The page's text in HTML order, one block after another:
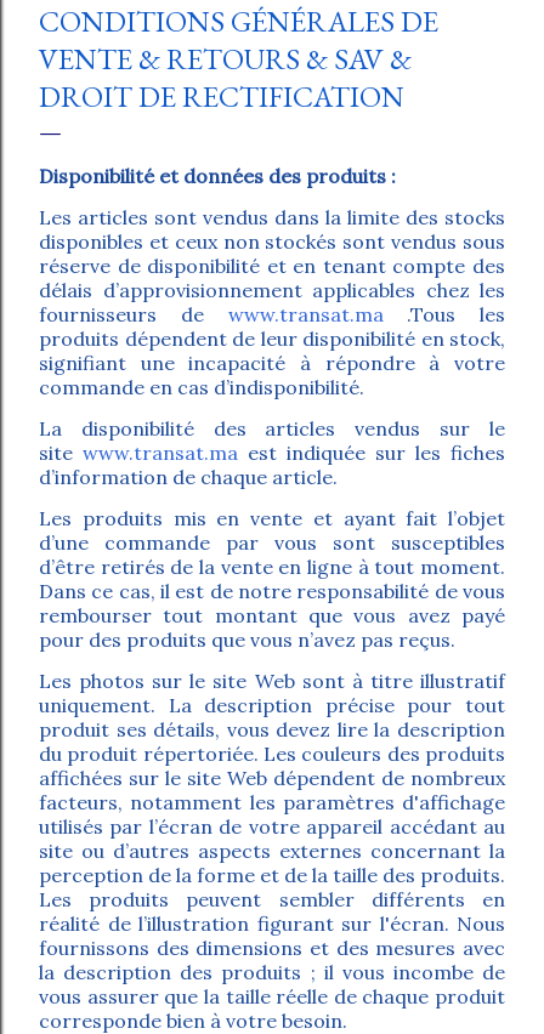
CONDITIONS GÉNÉRALES DE
VENTE & RETOURS & SAV &
DROIT DE RECTIFICATION
Disponibilité et données des produits :
Les articles sont vendus dans la limite des stocks
disponibles et ceux non stockés sont vendus sous
réserve de disponibilité et en tenant compte des
délais d’approvisionnement applicables chez les
fournisseurs de www.transat.ma .Tous les
produits dépendent de leur disponibilité en stock,
signifiant une incapacité à répondre à votre
commande en cas d’indisponibilité.
La disponibilité des articles vendus sur le
site www.transat.ma est indiquée sur les fiches
d’information de chaque article.
Les produits mis en vente et ayant fait l’objet
d’une commande par vous sont susceptibles
d’être retirés de la vente en ligne à tout moment.
Dans ce cas, il est de notre responsabilité de vous
rembourser tout montant que vous avez payé
pour des produits que vous n’avez pas reçus.
Les photos sur le site Web sont à titre illustratif
uniquement. La description précise pour tout
produit ses détails, vous devez lire la description
du produit répertoriée. Les couleurs des produits
affichées sur le site Web dépendent de nombreux
facteurs, notamment les paramètres d'affichage
utilisés par l’écran de votre appareil accédant au
site ou d’autres aspects externes concernant la
perception de la forme et de la taille des produits.
Les produits peuvent sembler différents en
réalité de l’illustration figurant sur l'écran. Nous
fournissons des dimensions et des mesures avec
la description des produits ; il vous incombe de
vous assurer que la taille réelle de chaque produit
corresponde bien à votre besoin.